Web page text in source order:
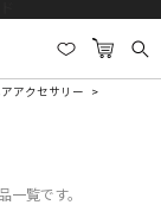
アクセサリー
一覧です。